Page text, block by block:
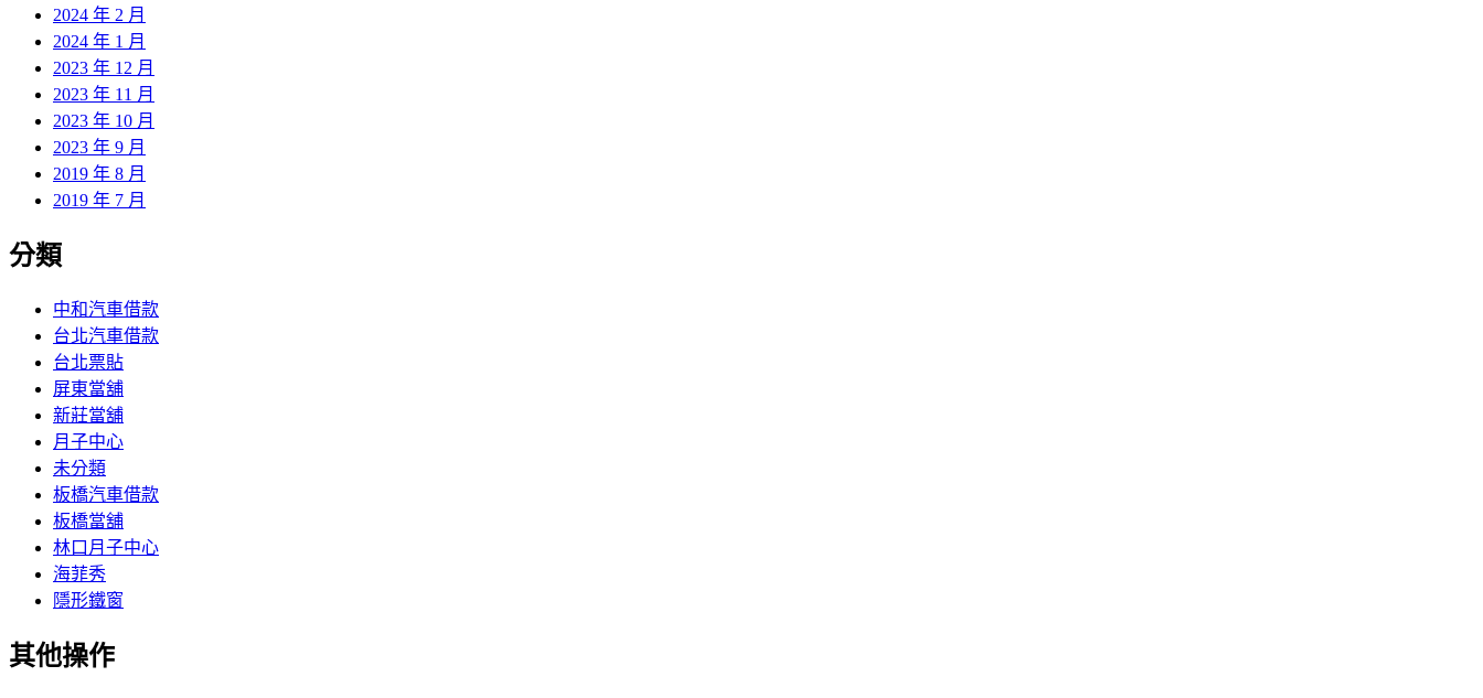
2024 年 2 月
2024 年 1 月
2023 年 12 月
2023 年 11 月
2023 年 10 月
2023 年 9 月
2019 年 8 月
2019 年 7 月
分類
中和汽車借款
台北汽車借款
台北票貼
屏東當舖
新莊當舖
月子中心
未分類
板橋汽車借款
板橋當舖
林口月子中心
海菲秀
隱形鐵窗
其他操作